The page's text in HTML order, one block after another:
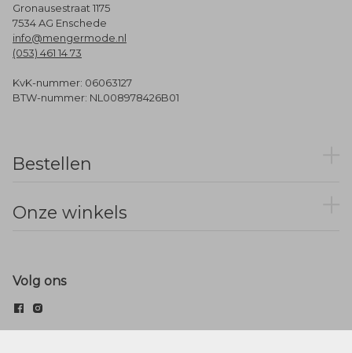
Gronausestraat 1175
7534 AG Enschede
info@mengermode.nl
(053) 461 14 73
KvK-nummer: 06063127
BTW-nummer: NL008978426B01
Bestellen
Onze winkels
Volg ons